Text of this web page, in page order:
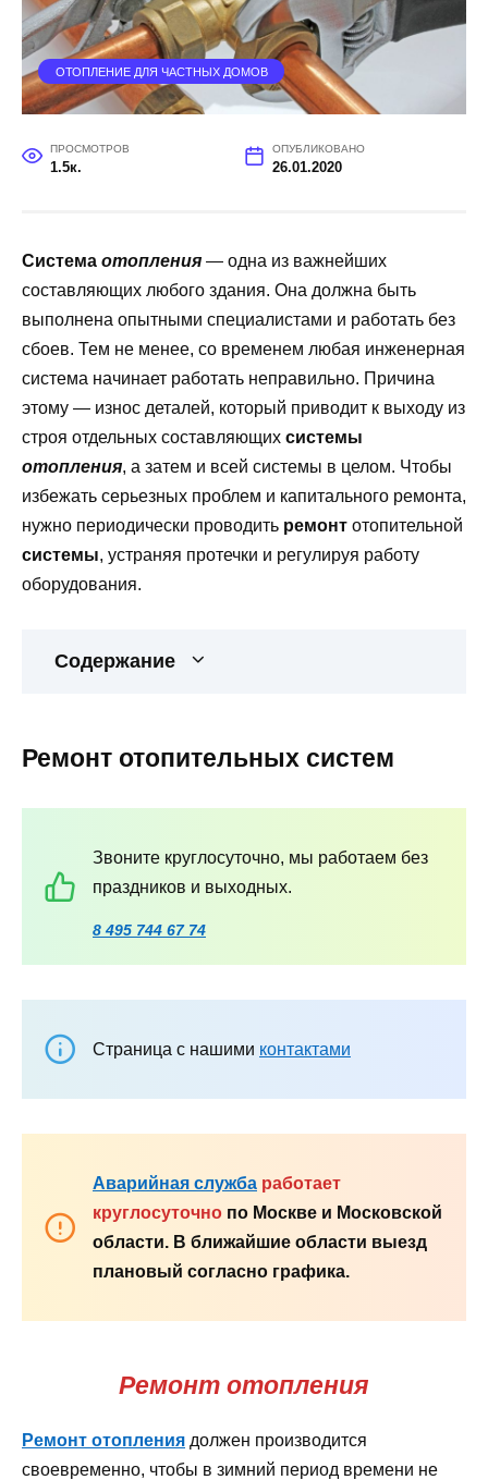
ОТОПЛЕНИЕ ДЛЯ ЧАСТНЫХ ДОМОВ
ПРОСМОТРОВ
1.5к.
ОПУБЛИКОВАНО
26.01.2020
Система отопления — одна из важнейших
составляющих любого здания. Она должна быть
выполнена опытными специалистами и работать без
сбоев. Тем не менее, со временем любая инженерная
система начинает работать неправильно. Причина
этому — износ деталей, который приводит к выходу из
строя отдельных составляющих системы
отопления, а затем и всей системы в целом. Чтобы
избежать серьезных проблем и капитального ремонта,
нужно периодически проводить ремонт отопительной
системы, устраняя протечки и регулируя работу
оборудования.
Содержание
Ремонт отопительных систем
Звоните круглосуточно, мы работаем без
праздников и выходных.
8 495 744 67 74
Страница с нашими контактами
Аварийная служба работает
круглосуточно по Москве и Московской
области. В ближайшие области выезд
плановый согласно графика.
Ремонт отопления
Ремонт отопления должен производится
своевременно, чтобы в зимний период времени не